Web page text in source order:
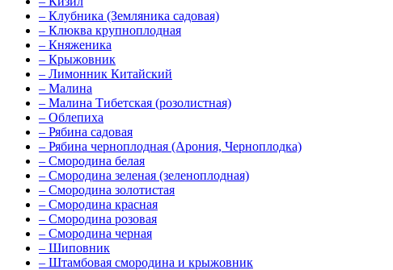
– Клубника (Земляника садовая)
– Клюква крупноплодная
– Княженика
– Крыжовник
– Лимонник Китайский
– Малина
– Малина Тибетская (розолистная)
– Облепиха
– Рябина садовая
– Рябина черноплодная (Арония, Черноплодка)
– Смородина белая
– Смородина зеленая (зеленоплодная)
– Смородина золотистая
– Смородина красная
– Смородина розовая
– Смородина черная
– Шиповник
– Штамбовая смородина и крыжовник